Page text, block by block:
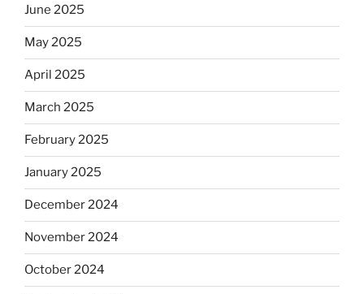
June 2025
May 2025
April 2025
March 2025
February 2025
January 2025
December 2024
November 2024
October 2024